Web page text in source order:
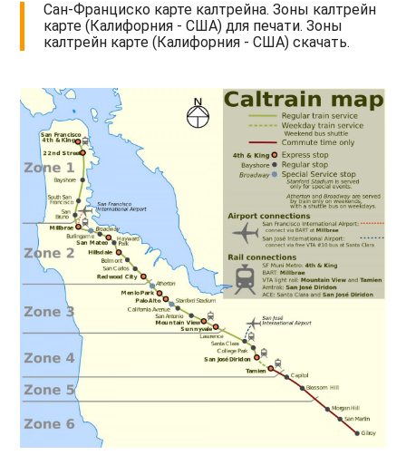
Сан-Франциско карте калтрейна. Зоны калтрейн
карте (Калифорния - США) для печати. Зоны
калтрейн карте (Калифорния - США) скачать.